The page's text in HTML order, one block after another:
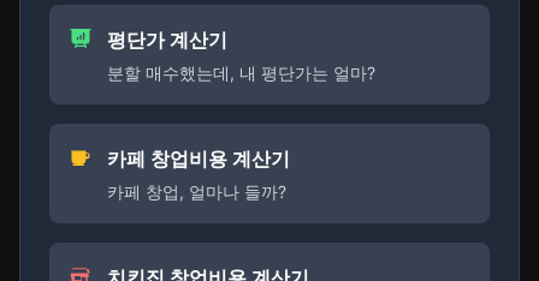
평단가 계산기
분할 매수했는데, 내 평단가는 얼마?
카페 창업비용 계산기
카페 창업, 얼마나 들까?